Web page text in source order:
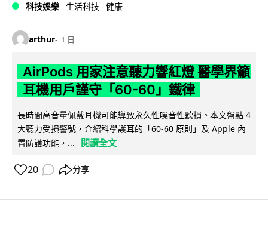
科技娛樂 生活科技 健康
arthur 1 日
AirPods 用家注意聽力響紅燈 醫學界籲
耳機用戶謹守「60-60」鐵律
長時間高音量佩戴耳機可能導致永久性噪音性聽損。本文盤點 4
大聽力受損警號，介紹科學護耳的「60-60 原則」及 Apple 內
置防護功能，...
閱讀全文
20 分享